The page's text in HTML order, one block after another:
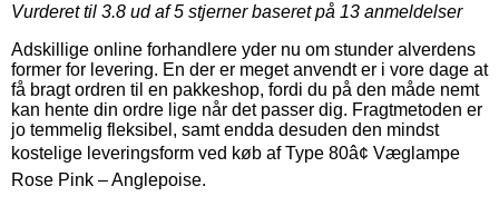
Vurderet til 3.8 ud af 5 stjerner baseret på 13 anmeldelser
Adskillige online forhandlere yder nu om stunder alverdens
former for levering. En der er meget anvendt er i vore dage at
få bragt ordren til en pakkeshop, fordi du på den måde nemt
kan hente din ordre lige når det passer dig. Fragtmetoden er
jo temmelig fleksibel, samt endda desuden den mindst
kostelige leveringsform ved køb af Type 80â¢ Væglampe
Rose Pink – Anglepoise.